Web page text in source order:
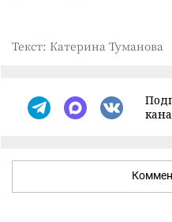
Текст: Катерина Туманова